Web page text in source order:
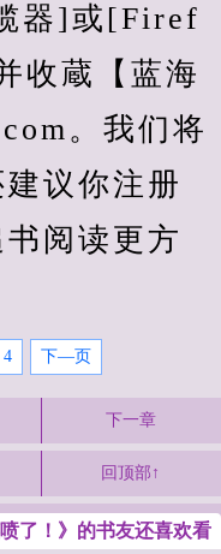
器]或[Firef
收蔵【蓝海
。我们将
议你注册
阅读更方
4 下—页
下一章
回顶部↑
了！》的书友还喜欢看